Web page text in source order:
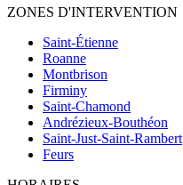
ZONES D'INTERVENTION
Saint-Étienne
Roanne
Montbrison
Firminy
Saint-Chamond
Andrézieux-Bouthéon
Saint-Just-Saint-Rambert
Feurs